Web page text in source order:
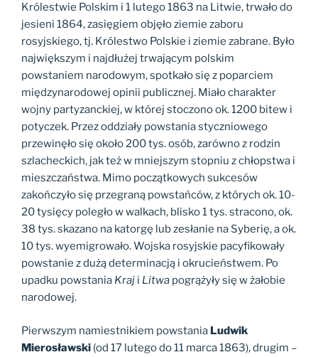
Królestwie Polskim i 1 lutego 1863 na Litwie, trwało do
jesieni 1864, zasięgiem objęło ziemie zaboru
rosyjskiego, tj. Królestwo Polskie i ziemie zabrane. Było
największym i najdłużej trwającym polskim
powstaniem narodowym, spotkało się z poparciem
międzynarodowej opinii publicznej. Miało charakter
wojny partyzanckiej, w której stoczono ok. 1200 bitew i
potyczek. Przez oddziały powstania styczniowego
przewinęło się około 200 tys. osób, zarówno z rodzin
szlacheckich, jak też w mniejszym stopniu z chłopstwa i
mieszczaństwa. Mimo początkowych sukcesów
zakończyło się przegraną powstańców, z których ok. 10-
20 tysięcy poległo w walkach, blisko 1 tys. stracono, ok.
38 tys. skazano na katorgę lub zesłanie na Syberię, a ok.
10 tys. wyemigrowało. Wojska rosyjskie pacyfikowały
powstanie z dużą determinacją i okrucieństwem. Po
upadku powstania Kraj i Litwa pogrążyły się w żałobie
narodowej.
Pierwszym namiestnikiem powstania Ludwik
Mierosławski (od 17 lutego do 11 marca 1863), drugim –